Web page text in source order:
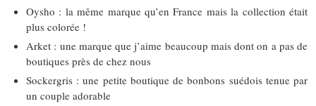
Oysho : la même marque qu’en France mais la collection était
plus colorée !
Arket : une marque que j’aime beaucoup mais dont on a pas de
boutiques près de chez nous
Sockergris : une petite boutique de bonbons suédois tenue par
un couple adorable